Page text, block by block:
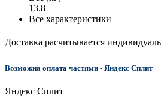
13.8
Все характеристики
Доставка расчитывается
Возможна оплата частями - Яндекс Сплит
Яндекс Сплит